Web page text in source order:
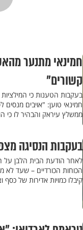
חמינאי מתנער
קשורים"
בעקבות הטענות כי
חמינאי טוען: "אויבים
ממשלץ עיראק והבהיר לו כי
בעקבות הנסיגה
לאחר הודעת הבית הלבן על
הכוחות הכורדיים – שעד לא
קיבלו כמויות אדירות של